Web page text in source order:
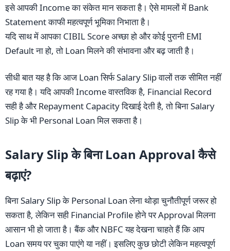
इसे आपकी Income का संकेत मान सकता है। ऐसे मामलों में Bank
Statement काफी महत्वपूर्ण भूमिका निभाता है।
यदि साथ में आपका CIBIL Score अच्छा हो और कोई पुरानी EMI
Default ना हो, तो Loan मिलने की संभावना और बढ़ जाती है।
सीधी बात यह है कि आज Loan सिर्फ Salary Slip वालों तक सीमित नहीं
रह गया है। यदि आपकी Income वास्तविक है, Financial Record
सही है और Repayment Capacity दिखाई देती है, तो बिना Salary
Slip के भी Personal Loan मिल सकता है।
Salary Slip के बिना Loan Approval कैसे
बढ़ाएं?
बिना Salary Slip के Personal Loan लेना थोड़ा चुनौतीपूर्ण जरूर हो
सकता है, लेकिन सही Financial Profile होने पर Approval मिलना
आसान भी हो जाता है। बैंक और NBFC यह देखना चाहते हैं कि आप
Loan समय पर चुका पाएंगे या नहीं। इसलिए कुछ छोटी लेकिन महत्वपूर्ण